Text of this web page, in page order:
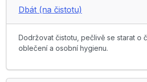
Dbát (na čistotu)
Dodržovat čistotu, pečlivě se starat o
oblečení a osobní hygienu.